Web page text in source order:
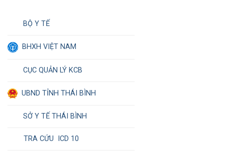
BỘ Y TẾ
BHXH VIỆT NAM
CỤC QUẢN LÝ KCB
UBND TỈNH THÁI BÌNH
SỞ Y TẾ THÁI BÌNH
TRA CỨU ICD 10